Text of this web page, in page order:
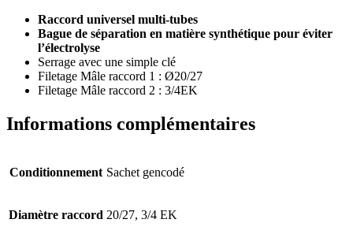
Raccord universel multi-tubes
Bague de séparation en matière synthétique pour éviter
l’électrolyse
Serrage avec une simple clé
Filetage Mâle raccord 1 : Ø20/27
Filetage Mâle raccord 2 : 3/4EK
Informations complémentaires
Conditionnement Sachet gencodé
Diamètre raccord 20/27, 3/4 EK